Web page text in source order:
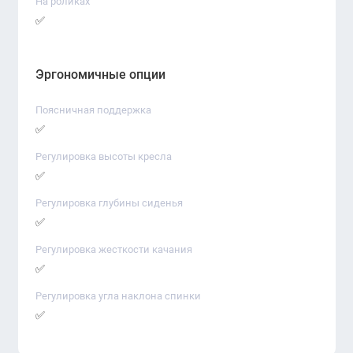
✅
Эргономичные опции
Поясничная поддержка
✅
Регулировка высоты кресла
✅
Регулировка глубины сиденья
✅
Регулировка жесткости качания
✅
Регулировка угла наклона спинки
✅